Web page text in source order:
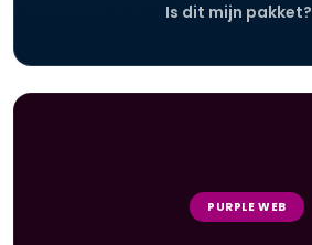
Is dit mijn pakket?
PURPLE WEB